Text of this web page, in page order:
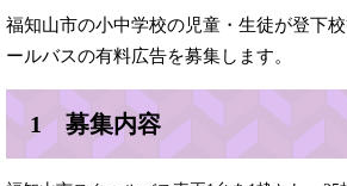
福知山市の小中学校の児童・生徒が登下
ールバスの有料広告を募集します。
1 募集内容